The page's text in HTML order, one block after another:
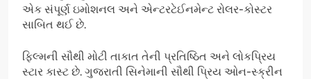
એક સંપૂર્ણ ઇમોશનલ અને એન્ટરટેઈનમેન્ટ રોલર-કોસ્ટર
સાબિત થઈ છે.
ફિલ્મની સૌથી મોટી તાકાત તેની પ્રતિષ્ઠિત અને લોકપ્રિય
સ્ટાર કાસ્ટ છે. ગુજરાતી સિનેમાની સૌથી પ્રિય ઓન-સ્ક્રીન